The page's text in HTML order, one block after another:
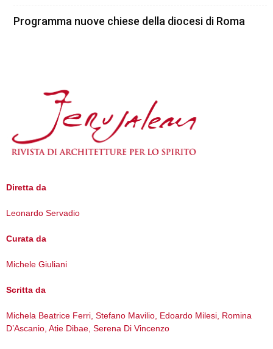
Programma nuove chiese della diocesi di Roma
Diretta da
Leonardo Servadio
Curata da
Michele Giuliani
Scritta da
Michela Beatrice Ferri, Stefano Mavilio, Edoardo Milesi, Romina
D’Ascanio, Atie Dibae, Serena Di Vincenzo